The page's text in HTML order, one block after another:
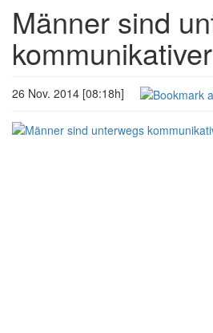
Männer sind
kommunikativer
26 Nov. 2014 [08:18h]